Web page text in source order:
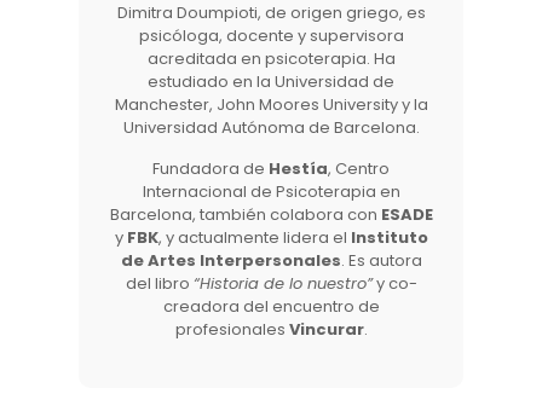
Dimitra Doumpioti, de origen griego, es
psicóloga, docente y supervisora
acreditada en psicoterapia. Ha
estudiado en la Universidad de
Manchester, John Moores University y la
Universidad Autónoma de Barcelona.
Fundadora de Hestía, Centro
Internacional de Psicoterapia en
Barcelona, también colabora con ESADE
y FBK, y actualmente lidera el Instituto
de Artes Interpersonales. Es autora
del libro “Historia de lo nuestro”y co-
creadora del encuentro de
profesionales Vincurar.